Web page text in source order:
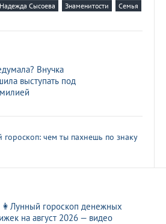
Надежда Сысоева Знаменитости Семья
Внучка
выступать под
чем ты пахнешь по знаку
👩Лунный гороскоп денежных
на август 2026 — видео